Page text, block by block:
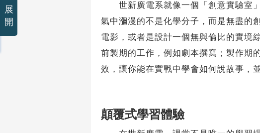
世新廣電系就像一個「創意實驗室
氣中瀰漫的不是化學分子，而是無盡的
電影，或者是設計一個無與倫比的實境
前製期的工作，例如劇本撰寫；製作期
效，讓你能在實戰中學會如何說故事，
顛覆式學習體驗
展
開